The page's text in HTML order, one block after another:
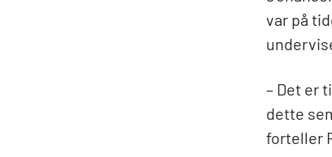
var på
– Det er
dette
forteller